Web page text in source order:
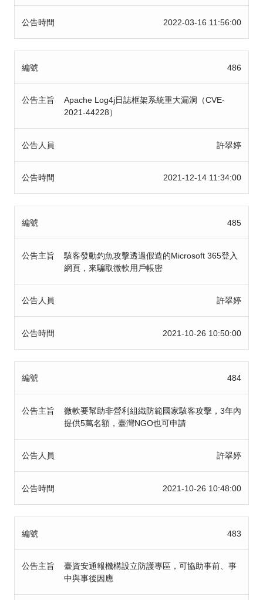
公告時間 2022-03-16 11:56:00
編號 486
公告主旨
Apache Log4j日誌框架系統重大漏洞（CVE-
2021-44228）
公告人員 許翠婷
公告時間 2021-12-14 11:34:00
編號 485
公告主旨
駭客發動釣魚攻擊透過假造的Microsoft 365登入
網頁，來騙取微軟用戶帳密
公告人員 許翠婷
公告時間 2021-10-26 10:50:00
編號 484
公告主旨
微軟要幫助非營利組織防範國家駭客攻擊，3年內
提供5萬名額，臺灣NGO也可申請
公告人員 許翠婷
公告時間 2021-10-26 10:48:00
編號 483
公告主旨
臺資安通報機構設立防護專區，可協助事前、事
中與事後因應